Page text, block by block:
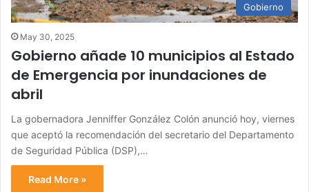
Gobierno
May 30, 2025
Gobierno añade 10 municipios al Estado
de Emergencia por inundaciones de
abril
La gobernadora Jenniffer González Colón anunció hoy, viernes
que aceptó la recomendación del secretario del Departamento
de Seguridad Pública (DSP),…
Read More »